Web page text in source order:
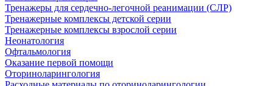
Тренажеры для сердечно-легочной реанимации (СЛР)
Тренажерные комплексы детской серии
Тренажерные комплексы взрослой серии
Неонатология
Офтальмология
Оказание первой помощи
Оториноларингология